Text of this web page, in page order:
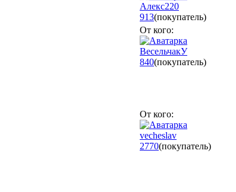
Алекс220
913(покупатель)
От кого:
ВесельчакУ
840(покупатель)
От кого:
vecheslav
2770(покупатель)